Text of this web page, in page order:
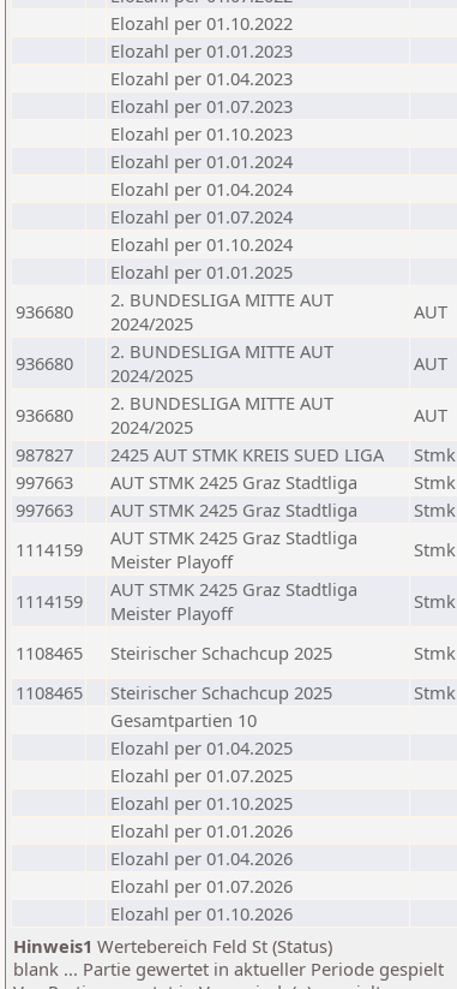
Elozahl per 01.10.2022
Elozahl per 01.01.2023
Elozahl per 01.04.2023
Elozahl per 01.07.2023
Elozahl per 01.10.2023
Elozahl per 01.01.2024
Elozahl per 01.04.2024
Elozahl per 01.07.2024
Elozahl per 01.10.2024
Elozahl per 01.01.2025
936680
2. BUNDESLIGA MITTE AUT
2024/2025
AUT
936680
2. BUNDESLIGA MITTE AUT
2024/2025
AUT
936680
2. BUNDESLIGA MITTE AUT
2024/2025
AUT
987827
2425 AUT STMK KREIS SUED LIGA Stmk
997663
AUT STMK 2425 Graz Stadtliga Stmk
997663
AUT STMK 2425 Graz Stadtliga Stmk
1114159
AUT STMK 2425 Graz Stadtliga
Meister Playoff
Stmk
1114159
AUT STMK 2425 Graz Stadtliga
Meister Playoff
Stmk
1108465 Steirischer Schachcup 2025 Stmk
1108465
Steirischer Schachcup 2025 Stmk
Gesamtpartien 10
Elozahl per 01.04.2025
Elozahl per 01.07.2025
Elozahl per 01.10.2025
Elozahl per 01.01.2026
Elozahl per 01.04.2026
Elozahl per 01.07.2026
Elozahl per 01.10.2026
Hinweis1 Wertebereich Feld St (Status)
blank ... Partie gewertet in aktueller Periode gespielt